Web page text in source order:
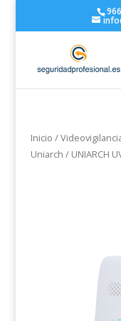
Inicio /
Uniarch / UNIARCH